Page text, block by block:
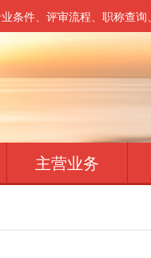
件、评审流程、职称查
主营业务